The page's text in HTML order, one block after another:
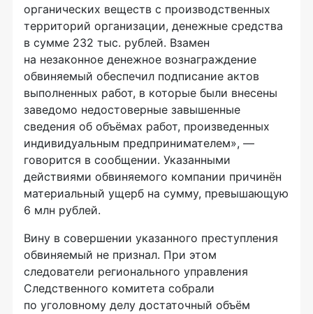
органических веществ с производственных
территорий организации, денежные средства
в сумме 232 тыс. рублей. Взамен
на незаконное денежное вознаграждение
обвиняемый обеспечил подписание актов
выполненных работ, в которые были внесены
заведомо недостоверные завышенные
сведения об объёмах работ, произведенных
индивидуальным предпринимателем», —
говорится в сообщении. Указанными
действиями обвиняемого компании причинён
материальный ущерб на сумму, превышающую
6 млн рублей.
Вину в совершении указанного преступления
обвиняемый не признал. При этом
следователи регионального управления
Следственного комитета собрали
по уголовному делу достаточный объём